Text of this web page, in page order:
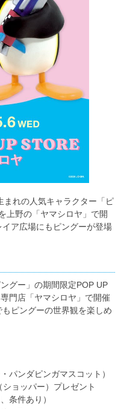
まれの人気キャラクター「ピ
上野の「ヤマシロヤ」で開
ア広場にもピングーが登場
グー」の期間限定POP UP
門店「ヤマシロヤ」で開催
ピングーの世界観を楽しめ
パンダピンガマスコット）
ョッパー）プレゼント
条件あり）